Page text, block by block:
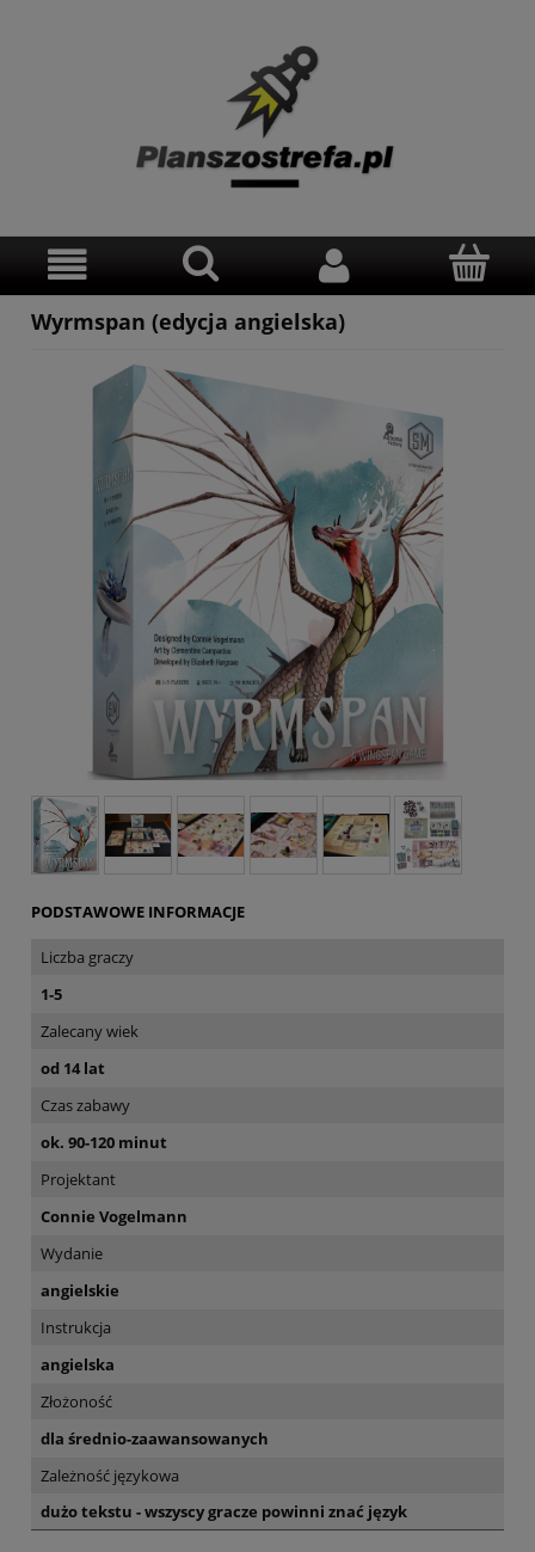
Wyrmspan (edycja angielska)
PODSTAWOWE INFORMACJE
Liczba graczy
1-5
Zalecany wiek
od 14 lat
Czas zabawy
ok. 90-120 minut
Projektant
Connie Vogelmann
Wydanie
angielskie
Instrukcja
angielska
Złożoność
dla średnio-zaawansowanych
Zależność językowa
dużo tekstu - wszyscy gracze powinni znać język